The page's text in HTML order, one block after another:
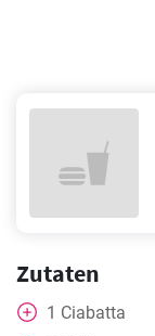
Zutaten
1 Ciabatta